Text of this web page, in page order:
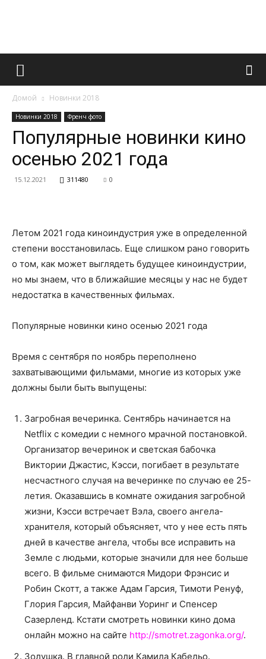
Французский
и
о
Домой Новинки 2018
Новинки 2018 Френч фото
Популярные новинки кино
осенью 2021 года
15.12.2021 311480 0
Летом 2021 года киноиндустрия уже в определенной
степени восстановилась. Еще слишком рано говорить
о том, как может выглядеть будущее киноиндустрии,
но мы знаем, что в ближайшие месяцы у нас не будет
недостатка в качественных фильмах.
Популярные новинки кино осенью 2021 года
Время с сентября по ноябрь переполнено
захватывающими фильмами, многие из которых уже
должны были быть выпущены:
Загробная вечеринка. Сентябрь начинается на
Netflix с комедии с немного мрачной постановкой.
Организатор вечеринок и светская бабочка
Виктории Джастис, Кэсси, погибает в результате
несчастного случая на вечеринке по случаю ее 25-
летия. Оказавшись в комнате ожидания загробной
жизни, Кэсси встречает Вэла, своего ангела-
хранителя, который объясняет, что у нее есть пять
дней в качестве ангела, чтобы все исправить на
Земле с людьми, которые значили для нее больше
всего. В фильме снимаются Мидори Фрэнсис и
Робин Скотт, а также Адам Гарсия, Тимоти Ренуф,
Глория Гарсия, Майфанви Уоринг и Спенсер
Сазерленд. Кстати смотреть новинки кино дома
онлайн можно на сайте http://smotret.zagonka.org/.
Золушка. В главной роли Камила Кабельо.